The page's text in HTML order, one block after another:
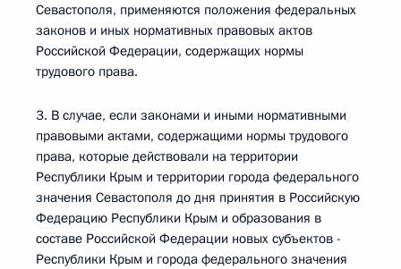
Севастополя, применяются положения федеральных
законов и иных нормативных правовых актов
Российской Федерации, содержащих нормы
трудового права.
3. В случае, если законами и иными нормативными
правовыми актами, содержащими нормы трудового
права, которые действовали на территории
Республики Крым и территории города федерального
значения Севастополя до дня принятия в Российскую
Федерацию Республики Крым и образования в
составе Российской Федерации новых субъектов -
Республики Крым и города федерального значения